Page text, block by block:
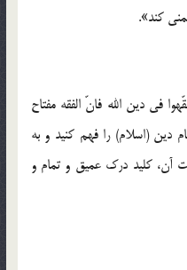
کند».
فی دین الله فانّ الفقه مفتاح
معارف و احکام دین (اسلام) را فهم کنید و به
آن، کلید درک عمیق و تمام و